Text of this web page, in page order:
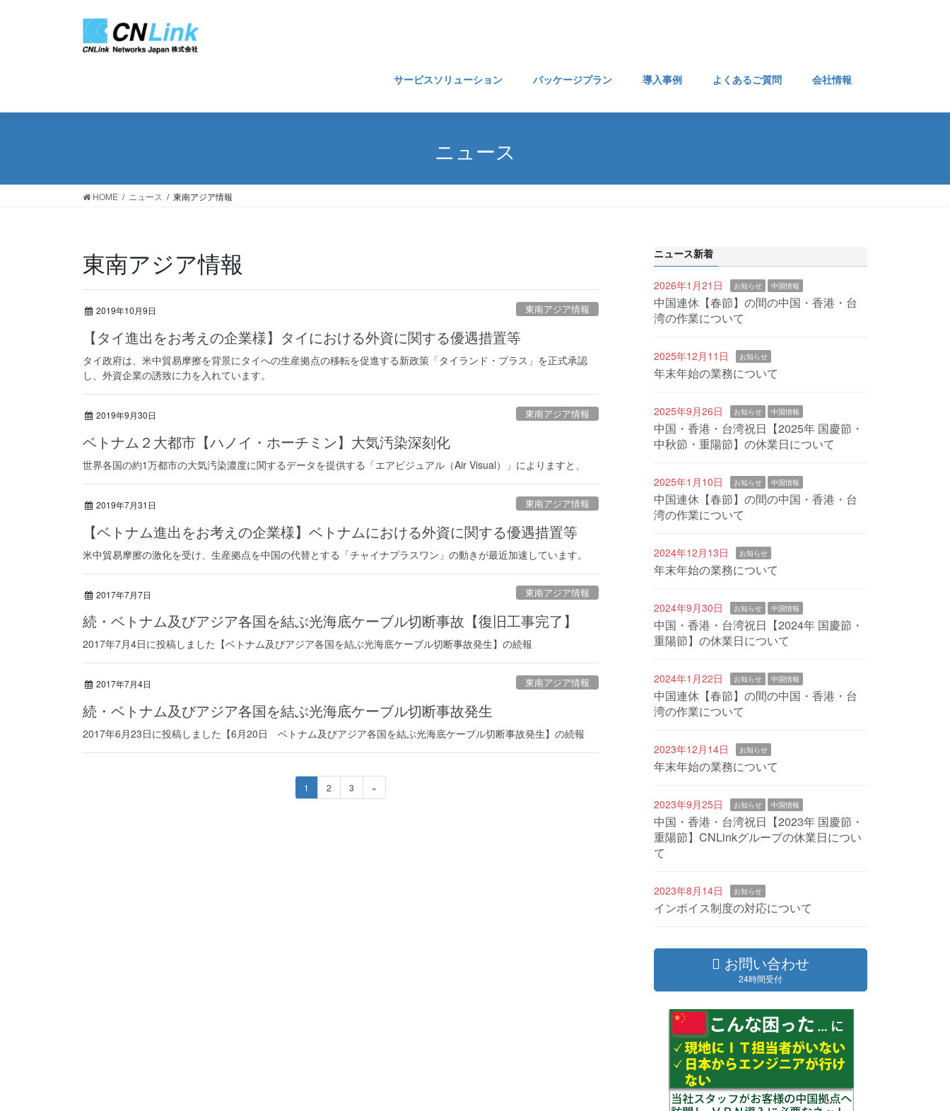
移
ン
サービスソリューション パッケージプラン 導入事例 よくあるご質問 会社情報
ニュース
HOME ニュース 東南アジア情報
東南アジア情報
2019年10月9日 東南アジア情報
【タイ進出をお考えの企業様】タイにおける外資に関する優遇措置等
タイ政府は、米中貿易摩擦を背景にタイへの生産拠点の移転を促進する新政策「タイランド・プラス」を正式承認
し、外資企業の誘致に力を入れています。
2019年9月30日 東南アジア情報
ベトナム２大都市【ハノイ・ホーチミン】大気汚染深刻化
世界各国の約1万都市の大気汚染濃度に関するデータを提供する「エアビジュアル（Air Visual）」によりますと、
2019年7月31日 東南アジア情報
【ベトナム進出をお考えの企業様】ベトナムにおける外資に関する優遇措置等
米中貿易摩擦の激化を受け、生産拠点を中国の代替とする「チャイナプラスワン」の動きが最近加速しています。
2017年7月7日 東南アジア情報
続・ベトナム及びアジア各国を結ぶ光海底ケーブル切断事故【復旧工事完了】
2017年7月4日に投稿しました【ベトナム及びアジア各国を結ぶ光海底ケーブル切断事故発生】の続報
2017年7月4日 東南アジア情報
続・ベトナム及びアジア各国を結ぶ光海底ケーブル切断事故発生
2017年6月23日に投稿しました【6月20日 ベトナム及びアジア各国を結ぶ光海底ケーブル切断事故発生】の続報
ペ
ー
1
ペ
ー
2
ペ
ー
3 »
ニュース新着
2026年1月21日 お知らせ 中国情報
中国連休【春節】の間の中国・香港・台
湾の作業について
2025年12月11日 お知らせ
年末年始の業務について
2025年9月26日 お知らせ 中国情報
中国・香港・台湾祝日【2025年 国慶節・
中秋節・重陽節】の休業日について
2025年1月10日 お知らせ 中国情報
中国連休【春節】の間の中国・香港・台
湾の作業について
2024年12月13日 お知らせ
年末年始の業務について
2024年9月30日 お知らせ 中国情報
中国・香港・台湾祝日【2024年 国慶節・
重陽節】の休業日について
2024年1月22日 お知らせ 中国情報
中国連休【春節】の間の中国・香港・台
湾の作業について
2023年12月14日 お知らせ
年末年始の業務について
2023年9月25日 お知らせ 中国情報
中国・香港・台湾祝日【2023年 国慶節・
重陽節】CNLinkグループの休業日につい
て
2023年8月14日 お知らせ
インボイス制度の対応について
お問い合わせ
24時間受付